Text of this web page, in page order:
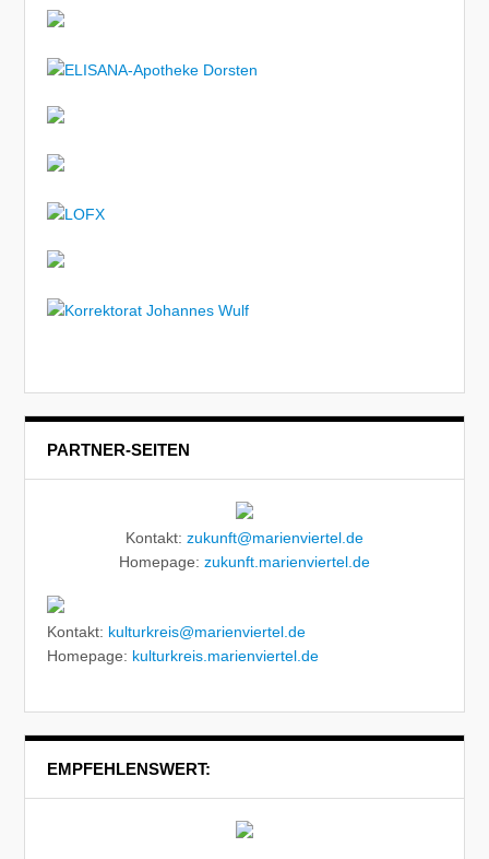
PARTNER-SEITEN
Kontakt: zukunft@marienviertel.de
Homepage: zukunft.marienviertel.de
Kontakt: kulturkreis@marienviertel.de
Homepage: kulturkreis.marienviertel.de
EMPFEHLENSWERT: